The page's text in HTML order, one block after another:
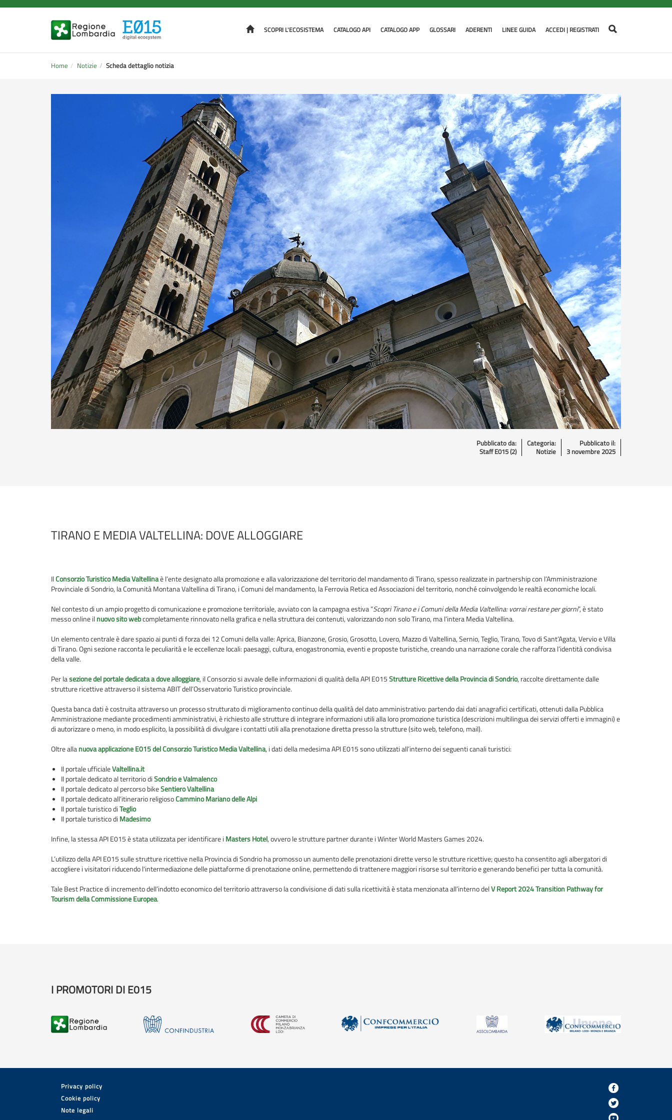
SCOPRI L'ECOSISTEMA CATALOGO API CATALOGO APP GLOSSARI ADERENTI LINEE GUIDA ACCEDI | REGISTRATI
Home Notizie Scheda dettaglio notizia
Pubblicato da:
Staff E015 (2)
Categoria:
Notizie
Pubblicato il:
3 novembre 2025
TIRANO E MEDIA VALTELLINA: DOVE ALLOGGIARE
IlConsorzio Turistico Media Valtellinaè l’ente designato alla promozione e alla valorizzazione del territorio del mandamento di Tirano, spesso realizzate in partnership con l’Amministrazione
Provinciale di Sondrio, la Comunità Montana Valtellina di Tirano, i Comuni del mandamento, la Ferrovia Retica ed Associazioni del territorio, nonché coinvolgendo le realtà economiche locali.
Nel contesto di un ampio progetto di comunicazione e promozione territoriale, avviato con la campagna estiva “Scopri Tirano e i Comuni della Media Valtellina: vorrai restare per giorni”, è stato
messo online ilnuovo sito webcompletamente rinnovato nella grafica e nella struttura dei contenuti, valorizzando non solo Tirano, ma l’intera Media Valtellina.
Un elemento centrale è dare spazio ai punti di forza dei 12 Comuni della valle: Aprica, Bianzone, Grosio, Grosotto, Lovero, Mazzo di Valtellina, Sernio, Teglio, Tirano, Tovo di Sant’Agata, Vervio e Villa
di Tirano. Ogni sezione racconta le peculiarità e le eccellenze locali: paesaggi, cultura, enogastronomia, eventi e proposte turistiche, creando una narrazione corale che rafforza l’identità condivisa
della valle.
Per lasezione del portale dedicata a dove alloggiare, il Consorzio si avvale delle informazioni di qualità della API E015Strutture Ricettive della Provincia di Sondrio, raccolte direttamente dalle
strutture ricettive attraverso il sistema ABIT dell’Osservatorio Turistico provinciale.
Questa banca dati è costruita attraverso un processo strutturato di miglioramento continuo della qualità del dato amministrativo: partendo dai dati anagrafici certificati, ottenuti dalla Pubblica
Amministrazione mediante procedimenti amministrativi, è richiesto alle strutture di integrare informazioni utili alla loro promozione turistica (descrizioni multilingua dei servizi offerti e immagini) e
di autorizzare o meno, in modo esplicito, la possibilità di divulgare i contatti utili alla prenotazione diretta presso la strutture (sito web, telefono, mail).
Oltre allanuova applicazione E015 del Consorzio Turistico Media Valtellina, i dati della medesima API E015 sono utilizzati all’interno dei seguenti canali turistici:
Il portale ufficialeValtellina.it
Il portale dedicato al territorio diSondrio e Valmalenco
Il portale dedicato al percorso bikeSentiero Valtellina
Il portale dedicato all’itinerario religiosoCammino Mariano delle Alpi
Il portale turistico diTeglio
Il portale turistico di Madesimo
Infine, la stessa API E015 è stata utilizzata per identificare i Masters Hotel, ovvero le strutture partner durante i Winter World Masters Games 2024.
L’utilizzo della API E015 sulle strutture ricettive nella Provincia di Sondrio ha promosso un aumento delle prenotazioni dirette verso le strutture ricettive; questo ha consentito agli albergatori di
accogliere i visitatori riducendo l'intermediazione delle piattaforme di prenotazione online, permettendo di trattenere maggiori risorse sul territorio e generando benefici per tutta la comunità.
Tale Best Practice di incremento dell’indotto economico del territorio attraverso la condivisione di dati sulla ricettività è stata menzionata all’interno delV Report 2024 Transition Pathway for
Tourism della Commissione Europea.
I PROMOTORI DI E015
Privacy policy
Cookie policy
Note legali